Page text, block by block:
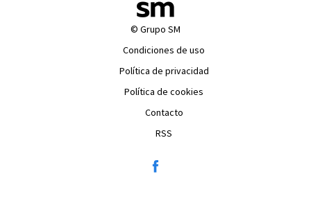
© Grupo SM
Condiciones de uso
Política de privacidad
Política de cookies
Contacto
RSS